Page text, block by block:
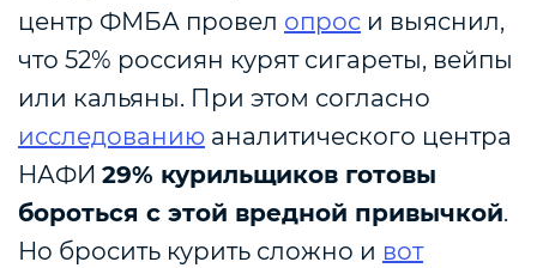
центр ФМБА провел опрос и выяснил,
что 52% россиян курят сигареты, вейпы
или кальяны. При этом согласно
исследованию аналитического центра
НАФИ 29% курильщиков готовы
бороться с этой вредной привычкой.
Но бросить курить сложно и вот